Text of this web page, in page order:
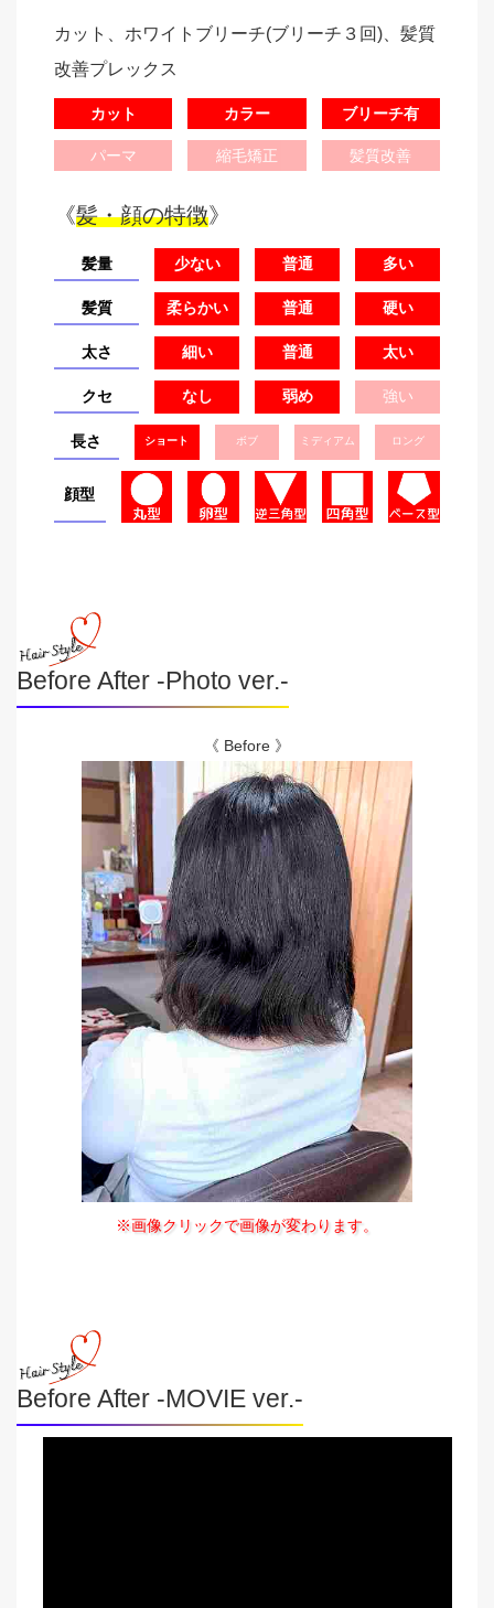
カット、ホワイトブリーチ(ブリーチ３回)、髪質
改善プレックス
カット カラー ブリーチ有
パーマ 縮毛矯正 髪質改善
《髪・顔の特徴》
髪量 少ない 普通 多い
髪質 柔らかい 普通 硬い
太さ 細い 普通 太い
クセ なし 弱め 強い
長さ ショート ボブ ミディアム ロング
顔型
Before After -Photo ver.-
《 Before 》
※画像クリックで画像が変わります。
Before After -MOVIE ver.-